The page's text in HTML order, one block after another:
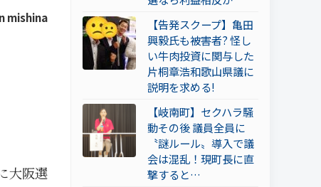
【告発スクープ】亀田
興毅氏も被害者? 怪し
い牛肉投資に関与した
片桐章浩和歌山県議に
説明を求める!
【岐南町】セクハラ騒
動その後 議員全員に
〝謎ルール〟導入で議
会は混乱！現町長に直
撃すると…
mishina
大阪選